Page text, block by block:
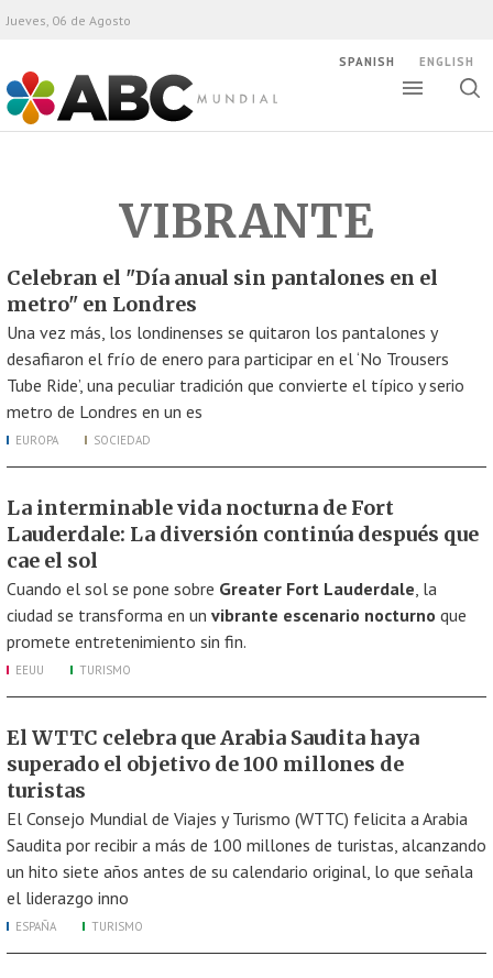
ABC Mundial
Jueves, 06 de Agosto
SPANISH ENGLISH
VIBRANTE
Celebran el "Día anual sin pantalones en el
metro" en Londres
Una vez más, los londinenses se quitaron los pantalones y
desafiaron el frío de enero para participar en el ‘No Trousers
Tube Ride’, una peculiar tradición que convierte el típico y serio
metro de Londres en un es
EUROPA SOCIEDAD
La interminable vida nocturna de Fort
Lauderdale: La diversión continúa después que
cae el sol
Cuando el sol se pone sobre Greater Fort Lauderdale, la
ciudad se transforma en un vibrante escenario nocturno que
promete entretenimiento sin fin.
EEUU TURISMO
El WTTC celebra que Arabia Saudita haya
superado el objetivo de 100 millones de
turistas
El Consejo Mundial de Viajes y Turismo (WTTC) felicita a Arabia
Saudita por recibir a más de 100 millones de turistas, alcanzando
un hito siete años antes de su calendario original, lo que señala
el liderazgo inno
ESPAÑA TURISMO